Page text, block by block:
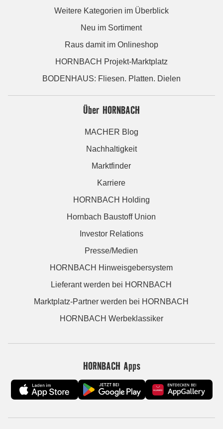
Weitere Kategorien im Überblick
Neu im Sortiment
Raus damit im Onlineshop
HORNBACH Projekt-Marktplatz
BODENHAUS: Fliesen. Platten. Dielen
Über HORNBACH
MACHER Blog
Nachhaltigkeit
Marktfinder
Karriere
HORNBACH Holding
Hornbach Baustoff Union
Investor Relations
Presse/Medien
HORNBACH Hinweisgebersystem
Lieferant werden bei HORNBACH
Marktplatz-Partner werden bei HORNBACH
HORNBACH Werbeklassiker
HORNBACH Apps